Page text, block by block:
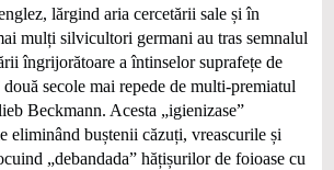
lărgind aria cercetării sale și în
mulți silvicultori germani au tras semnalul
îngrijorătoare a întinselor suprafețe de
secole mai repede de multi-premiatul
Beckmann. Acesta „igienizase”
eliminând buștenii căzuți, vreascurile și
„debandada” hățișurilor de foioase cu